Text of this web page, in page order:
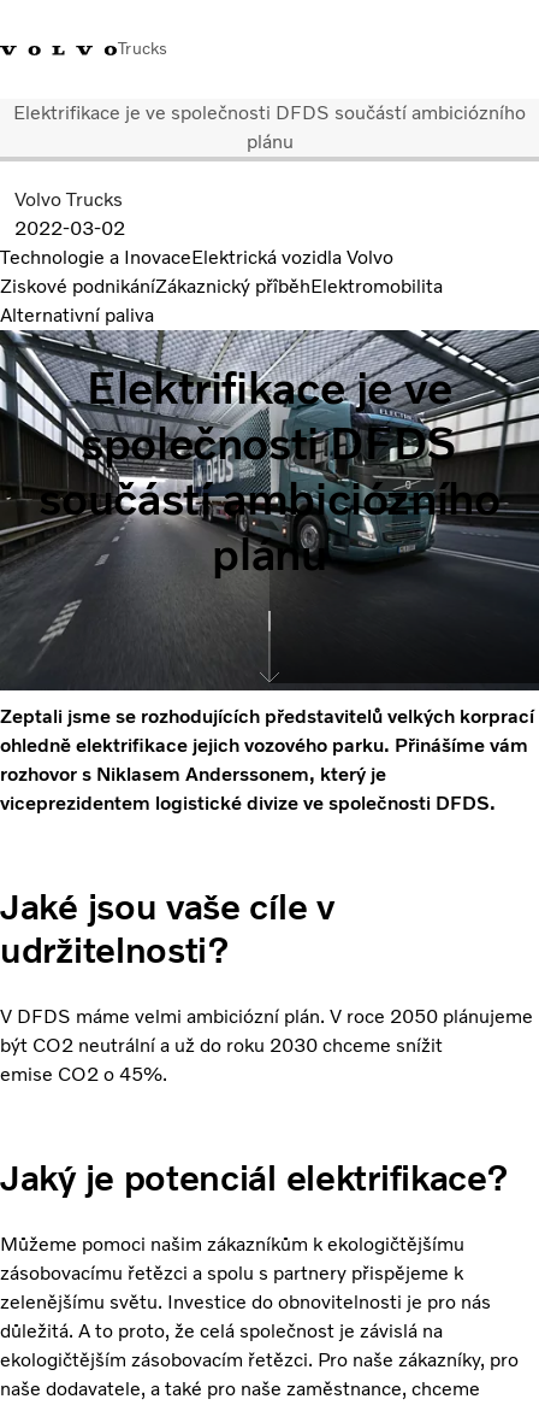
Trucks
+420 271 021 111 Klub řidičů VolvoPřihlášení k Volvo aplikacímČeská
Segmentace
Modely
Služby
Použitá vozidla
Servisní síť a prodej
Novinky
Kontaktujte nás
Kariéra
O nás
Elektrifikace je ve společnosti DFDS součástí ambiciózního
plánu
Volvo Trucks
2022-03-02
Technologie a InovaceElektrická vozidla Volvo
Ziskové podnikáníZákaznický přîběhElektromobilita
Alternativní paliva
Elektrifikace je ve
společnosti DFDS
součástí ambiciózního
plánu
Zeptali jsme se rozhodujících představitelů velkých korprací
ohledně elektrifikace jejich vozového parku. Přinášíme vám
rozhovor s Niklasem Anderssonem, který je
viceprezidentem logistické divize ve společnosti DFDS.
Jaké jsou vaše cíle v
udržitelnosti?
V DFDS máme velmi ambiciózní plán. V roce 2050 plánujeme
být CO2 neutrální a už do roku 2030 chceme snížit
emise CO2 o 45%.
Jaký je potenciál elektrifikace?
Můžeme pomoci našim zákazníkům k ekologičtějšímu
zásobovacímu řetězci a spolu s partnery přispějeme k
zelenějšímu světu. Investice do obnovitelnosti je pro nás
důležitá. A to proto, že celá společnost je závislá na
ekologičtějším zásobovacím řetězci. Pro naše zákazníky, pro
naše dodavatele, a také pro naše zaměstnance, chceme